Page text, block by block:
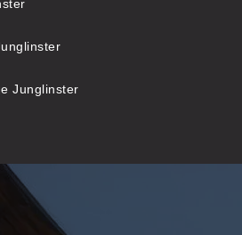
Junglinster